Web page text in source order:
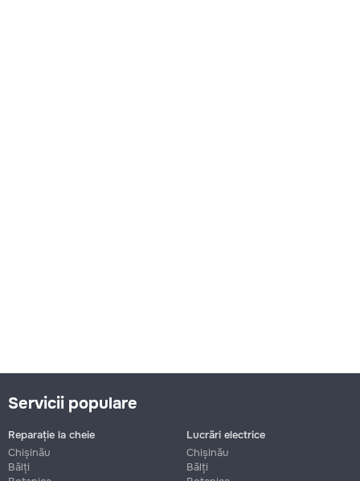
Servicii populare
Reparație la cheie
Chișinău
Bălți
Lucrări electrice
Chișinău
Bălți